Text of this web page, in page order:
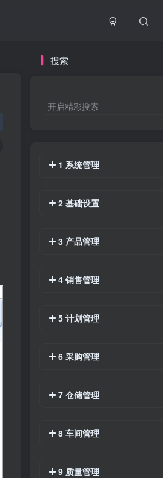
搜索
开启精彩搜索
1 系统管理
2 基础设置
3 产品管理
4 销售管理
5 计划管理
6 采购管理
7 仓储管理
8 车间管理
9 质量管理